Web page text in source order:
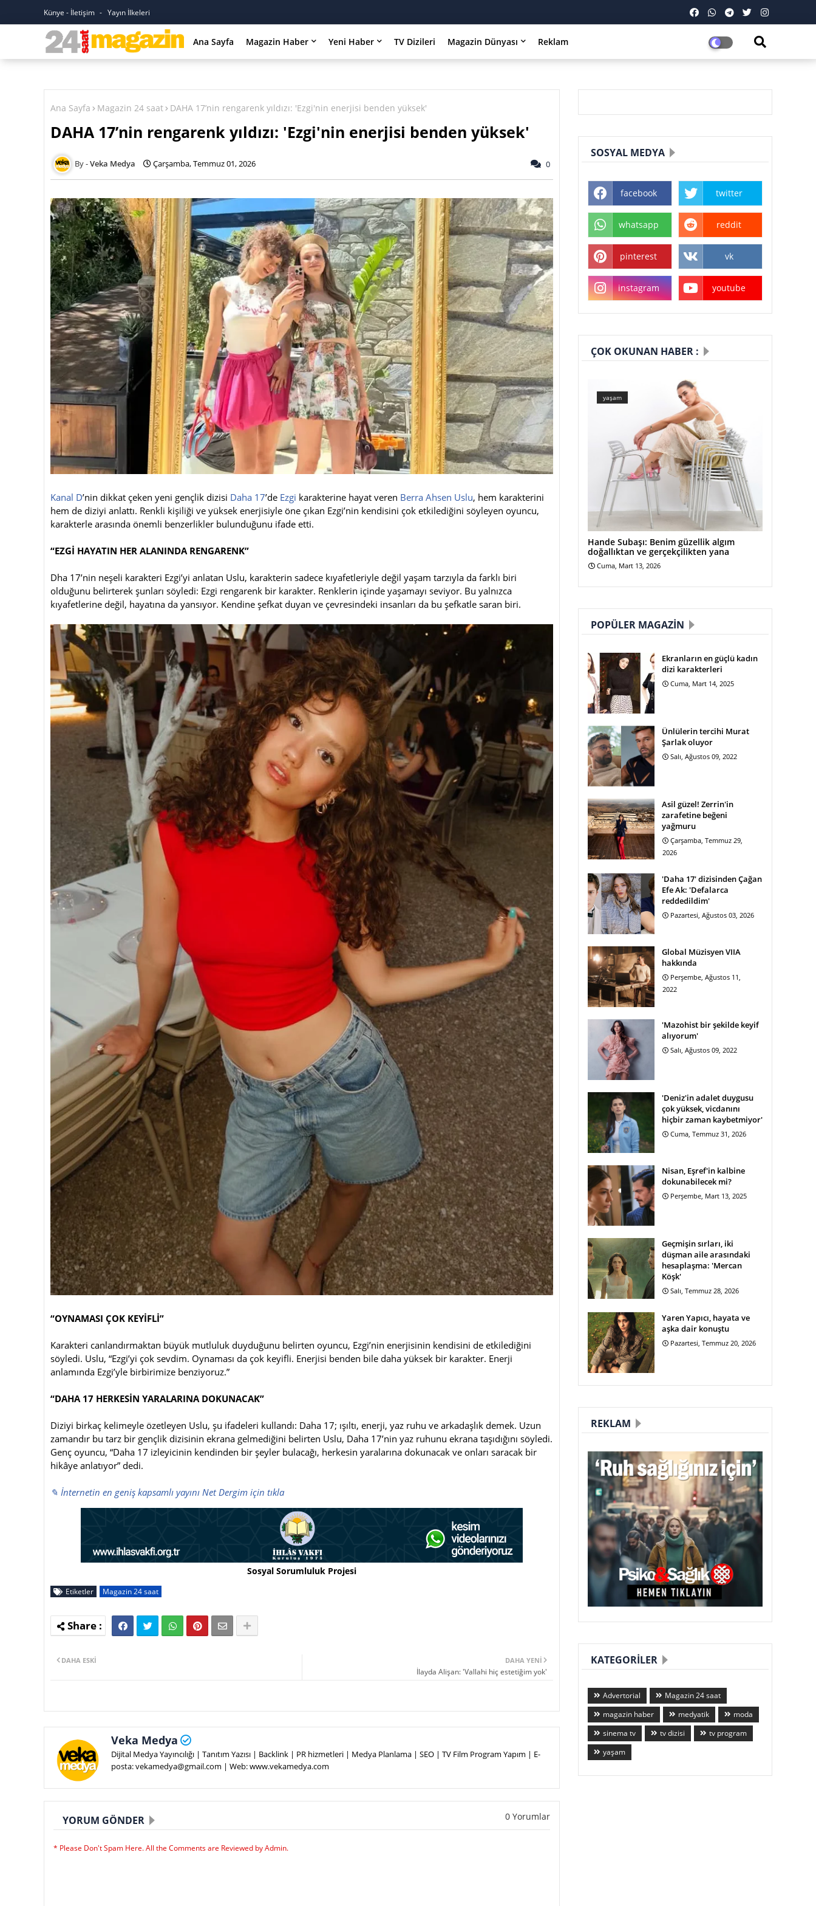
Künye - İletişim Yayın İlkeleri
Ana Sayfa Magazin Haber Yeni Haber TV Dizileri Magazin Dünyası Reklam
Ana Sayfa Magazin 24 saat DAHA 17’nin rengarenk yıldızı: 'Ezgi'nin enerjisi benden yüksek'
DAHA 17’nin rengarenk yıldızı: 'Ezgi'nin enerjisi benden yüksek'
Veka Medya Çarşamba, Temmuz 01, 2026 0
Kanal D’nin dikkat çeken yeni gençlik dizisi Daha 17’de Ezgi karakterine hayat veren Berra Ahsen Uslu, hem karakterini
hem de diziyi anlattı. Renkli kişiliği ve yüksek enerjisiyle öne çıkan Ezgi’nin kendisini çok etkilediğini söyleyen oyuncu,
karakterle arasında önemli benzerlikler bulunduğunu ifade etti.
“EZGİ HAYATIN HER ALANINDA RENGARENK”
Dha 17’nin neşeli karakteri Ezgi’yi anlatan Uslu, karakterin sadece kıyafetleriyle değil yaşam tarzıyla da farklı biri
olduğunu belirterek şunları söyledi: Ezgi rengarenk bir karakter. Renklerin içinde yaşamayı seviyor. Bu yalnızca
kıyafetlerine değil, hayatına da yansıyor. Kendine şefkat duyan ve çevresindeki insanları da bu şefkatle saran biri.
“OYNAMASI ÇOK KEYİFLİ”
Karakteri canlandırmaktan büyük mutluluk duyduğunu belirten oyuncu, Ezgi’nin enerjisinin kendisini de etkilediğini
söyledi. Uslu, “Ezgi’yi çok sevdim. Oynaması da çok keyifli. Enerjisi benden bile daha yüksek bir karakter. Enerji
anlamında Ezgi’yle birbirimize benziyoruz.”
“DAHA 17 HERKESİN YARALARINA DOKUNACAK”
Diziyi birkaç kelimeyle özetleyen Uslu, şu ifadeleri kullandı: Daha 17; ışıltı, enerji, yaz ruhu ve arkadaşlık demek. Uzun
zamandır bu tarz bir gençlik dizisinin ekrana gelmediğini belirten Uslu, Daha 17’nin yaz ruhunu ekrana taşıdığını söyledi.
Genç oyuncu, “Daha 17 izleyicinin kendinden bir şeyler bulacağı, herkesin yaralarına dokunacak ve onları saracak bir
hikâye anlatıyor” dedi.
✎ İnternetin en geniş kapsamlı yayını Net Dergim için tıkla
Sosyal Sorumluluk Projesi
Etiketler Magazin 24 saat
DAHA YENI
İlayda Alişan: 'Vallahi hiç estetiğim yok'
DAHA ESKI
Veka Medya
Dijital Medya Yayıncılığı | Tanıtım Yazısı | Backlink | PR hizmetleri | Medya Planlama | SEO | TV Film Program Yapım | E-
posta: vekamedya@gmail.com | Web: www.vekamedya.com
YORUM GÖNDER 0 Yorumlar
* Please Don't Spam Here. All the Comments are Reviewed by Admin.
SOSYAL MEDYA
facebook twitter
whatsapp reddit
pinterest vk
instagram youtube
ÇOK OKUNAN HABER :
yaşam
Hande Subaşı: Benim güzellik algım
doğallıktan ve gerçekçilikten yana
Cuma, Mart 13, 2026
POPÜLER MAGAZIN
Ekranların en güçlü kadın
dizi karakterleri
Cuma, Mart 14, 2025
Ünlülerin tercihi Murat
Şarlak oluyor
Salı, Ağustos 09, 2022
Asil güzel! Zerrin'in
zarafetine beğeni
yağmuru
Çarşamba, Temmuz 29,
2026
'Daha 17' dizisinden Çağan
Efe Ak: 'Defalarca
reddedildim'
Pazartesi, Ağustos 03, 2026
Global Müzisyen VIIA
hakkında
Perşembe, Ağustos 11,
2022
'Mazohist bir şekilde keyif
alıyorum'
Salı, Ağustos 09, 2022
'Deniz'in adalet duygusu
çok yüksek, vicdanını
hiçbir zaman kaybetmiyor'
Cuma, Temmuz 31, 2026
Nisan, Eşref'in kalbine
dokunabilecek mi?
Perşembe, Mart 13, 2025
Geçmişin sırları, iki
düşman aile arasındaki
hesaplaşma: 'Mercan
Köşk'
Salı, Temmuz 28, 2026
Yaren Yapıcı, hayata ve
aşka dair konuştu
Pazartesi, Temmuz 20, 2026
REKLAM
KATEGORILER
Advertorial
Magazin 24 saat
magazin haber
medyatik
moda
sinema tv
tv dizisi
tv program
yaşam